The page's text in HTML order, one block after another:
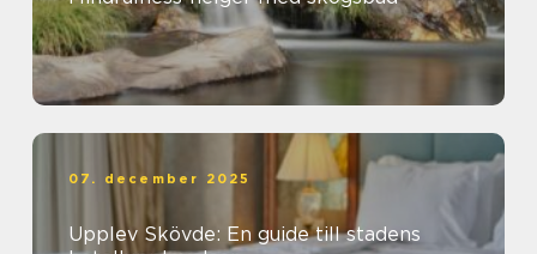
07. december 2025
Upplev Skövde: En guide till stadens